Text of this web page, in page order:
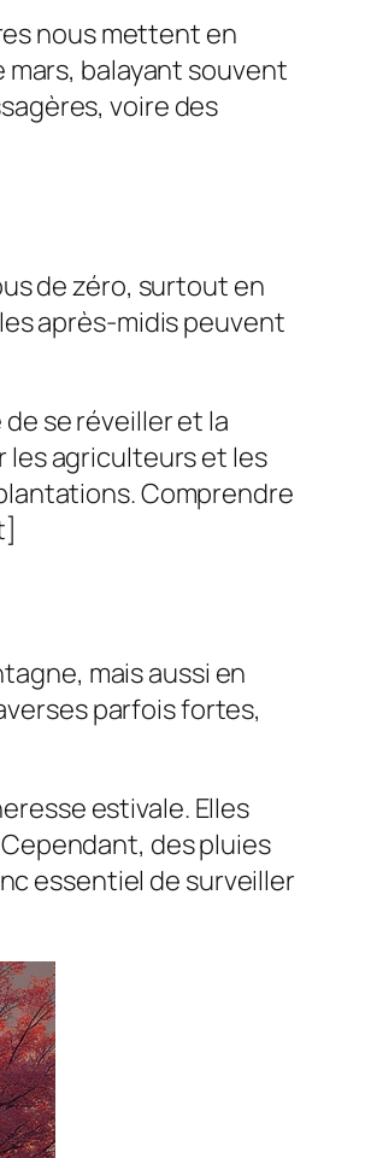
nous mettent en
balayant souvent
voire des
de zéro, surtout en
après-midis peuvent
se réveiller et la
les agriculteurs et les
Comprendre
mais aussi en
parfois fortes,
estivale. Elles
des pluies
essentiel de surveiller